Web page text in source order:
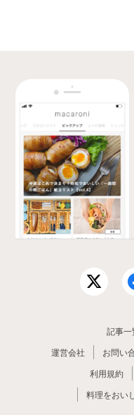
記事一
運営会社
お問い
利用規約
料理をおい